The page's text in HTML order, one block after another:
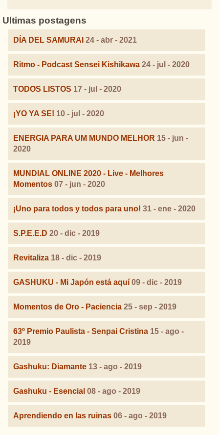
Ultimas postagens
DÍA DEL SAMURAI 24 - abr - 2021
Ritmo - Podcast Sensei Kishikawa 24 - jul - 2020
TODOS LISTOS 17 - jul - 2020
¡YO YA SE! 10 - jul - 2020
ENERGIA PARA UM MUNDO MELHOR 15 - jun -
2020
MUNDIAL ONLINE 2020 - Live - Melhores
Momentos 07 - jun - 2020
¡Uno para todos y todos para uno! 31 - ene - 2020
S.P.E.E.D 20 - dic - 2019
Revitaliza 18 - dic - 2019
GASHUKU - Mi Japón está aquí 09 - dic - 2019
Momentos de Oro - Paciencia 25 - sep - 2019
63º Premio Paulista - Senpai Cristina 15 - ago -
2019
Gashuku: Diamante 13 - ago - 2019
Gashuku - Esencial 08 - ago - 2019
Aprendiendo en las ruinas 06 - ago - 2019